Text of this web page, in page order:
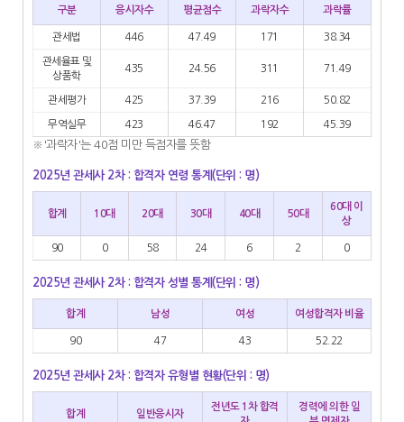
구분 응시자수 평균점수 과락자수 과락률
관세법 446 47.49 171 38.34
관세율표 및
상품학
435 24.56 311 71.49
관세평가 425 37.39 216 50.82
무역실무 423 46.47 192 45.39
※'과락자'는 40점 미만 득점자를 뜻함
2025년 관세사 2차 : 합격자 연령 통계(단위 : 명)
합계 10대 20대 30대 40대 50대
60대 이
상
90 0 58 24 6 2 0
2025년 관세사 2차 : 합격자 성별 통계(단위 : 명)
합계 남성 여성 여성합격자 비율
90 47 43 52.22
2025년 관세사 2차 : 합격자 유형별 현황(단위 : 명)
합계 일반응시자
전년도 1차 합격
경력에 의한 일